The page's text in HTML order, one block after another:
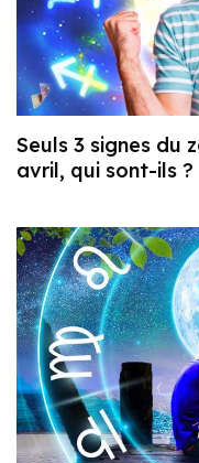
Seuls 3 signes du
avril, qui sont-ils ?